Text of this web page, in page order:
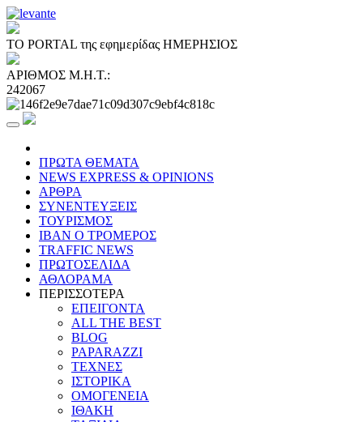
ΤΟ PORTAL της εφημερίδας ΗΜΕΡΗΣΙΟΣ
ΑΡΙΘΜΟΣ Μ.Η.Τ.:
242067
ΠΡΩΤΑ ΘΕΜΑΤΑ
NEWS EXPRESS & OPINIONS
ΑΡΘΡΑ
ΣΥΝΕΝΤΕΥΞΕΙΣ
ΤΟΥΡΙΣΜΟΣ
ΙΒΑΝ Ο ΤΡΟΜΕΡΟΣ
TRAFFIC NEWS
ΠΡΩΤΟΣΕΛΙΔΑ
ΑΘΛΟΡΑΜΑ
ΠΕΡΙΣΣΟΤΕΡΑ
ΕΠΕΙΓΟΝΤΑ
ALL THE BEST
BLOG
PAPARAZZI
ΤΕΧΝΕΣ
ΙΣΤΟΡΙΚΑ
ΟΜΟΓΕΝΕΙΑ
ΙΘΑΚΗ